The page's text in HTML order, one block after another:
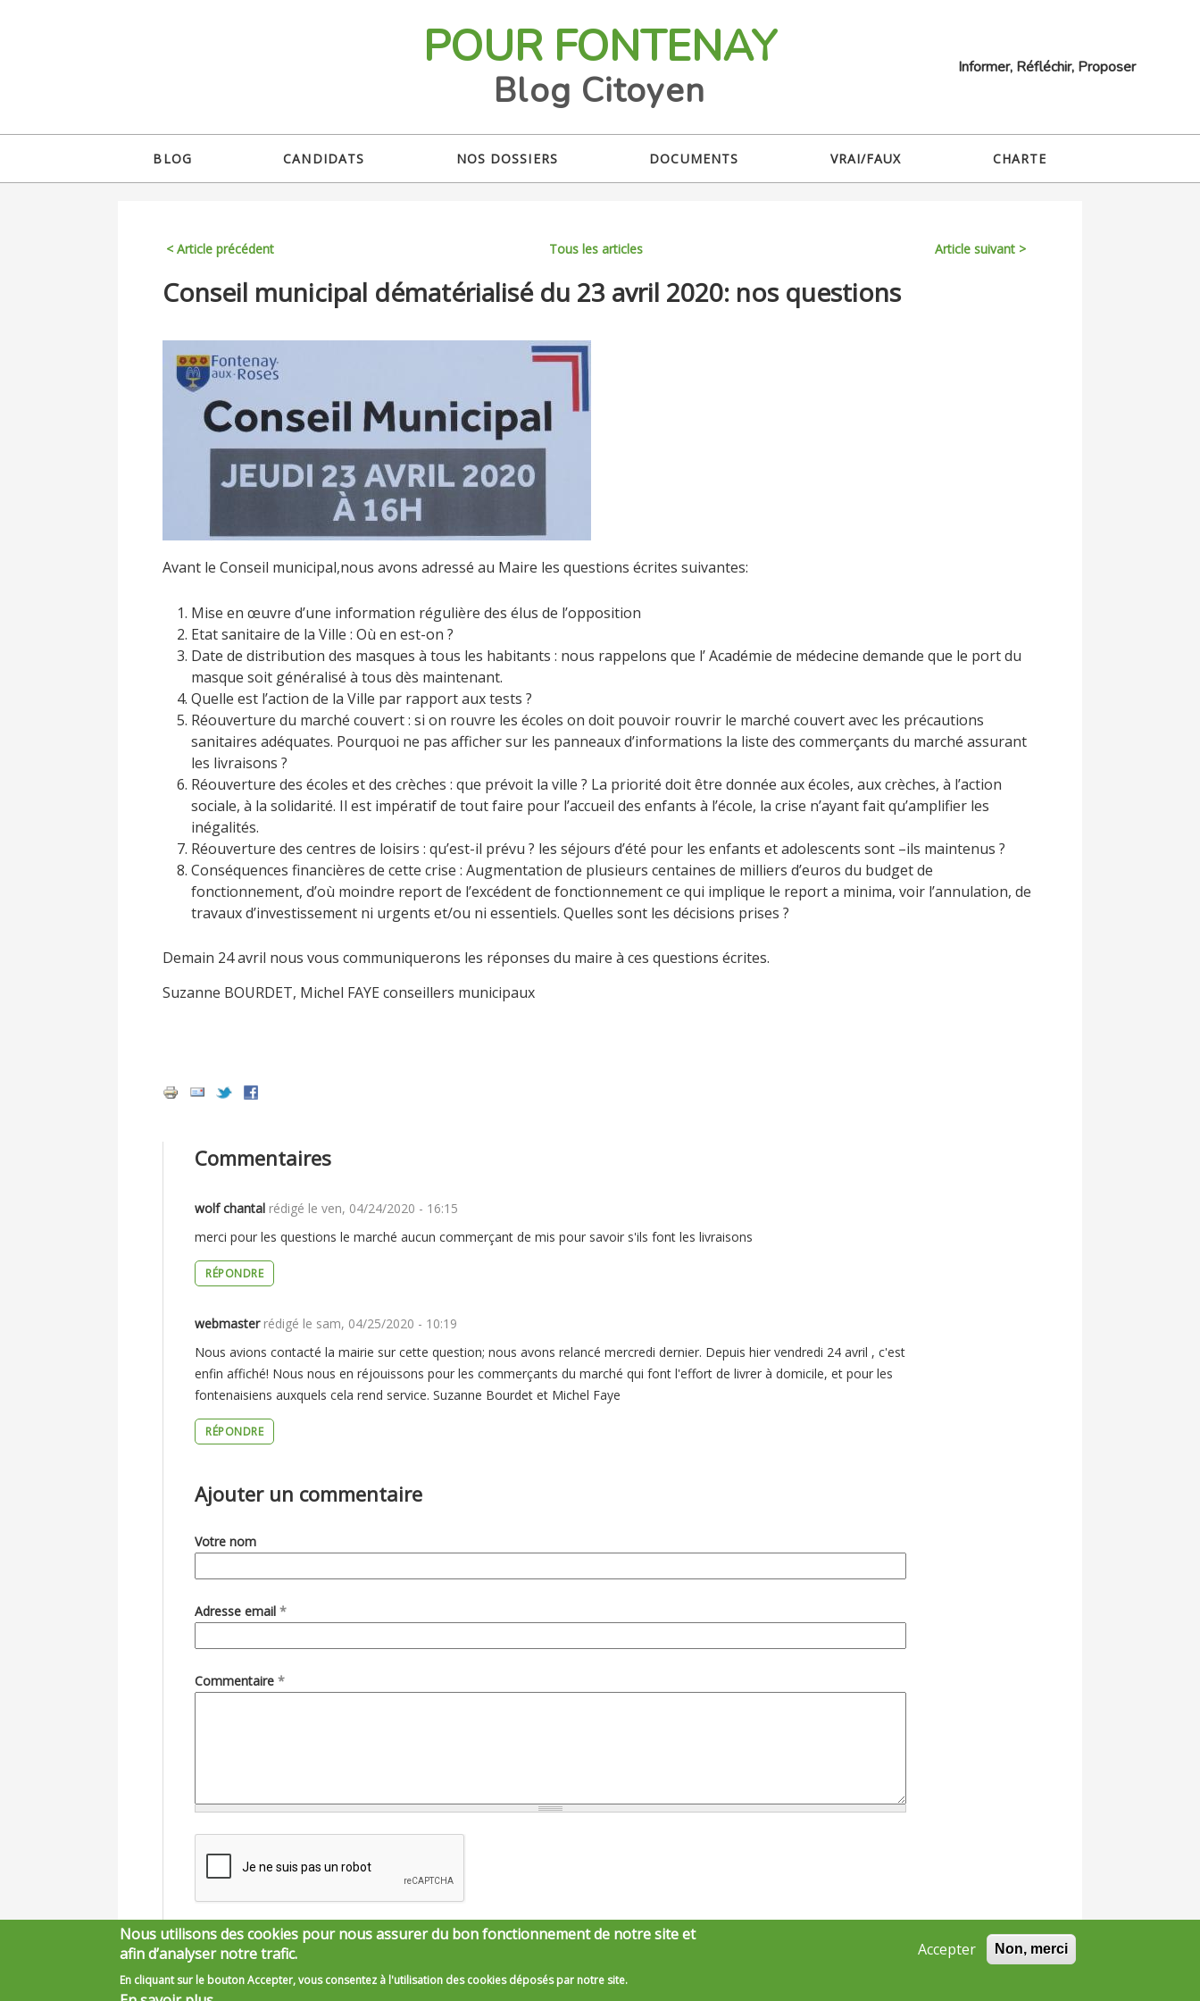
POUR FONTENAY
Blog Citoyen
Informer, Réfléchir, Proposer
top
BLOG CANDIDATS NOS DOSSIERS DOCUMENTS VRAI/FAUX CHARTE
< Article précédent Tous les articles Article suivant >
Back
to
Conseil municipal dématérialisé du 23 avril 2020: nos questions
Avant le Conseil municipal,nous avons adressé au Maire les questions écrites suivantes:
Mise en œuvre d’une information régulière des élus de l’opposition
Etat sanitaire de la Ville : Où en est-on ?
Date de distribution des masques à tous les habitants : nous rappelons que l’ Académie de médecine demande que le port du
masque soit généralisé à tous dès maintenant.
Quelle est l’action de la Ville par rapport aux tests ?
Réouverture du marché couvert : si on rouvre les écoles on doit pouvoir rouvrir le marché couvert avec les précautions
sanitaires adéquates. Pourquoi ne pas afficher sur les panneaux d’informations la liste des commerçants du marché assurant
les livraisons ?
Réouverture des écoles et des crèches : que prévoit la ville ? La priorité doit être donnée aux écoles, aux crèches, à l’action
sociale, à la solidarité. Il est impératif de tout faire pour l’accueil des enfants à l’école, la crise n’ayant fait qu’amplifier les
inégalités.
Réouverture des centres de loisirs : qu’est-il prévu ? les séjours d’été pour les enfants et adolescents sont –ils maintenus ?
Conséquences financières de cette crise : Augmentation de plusieurs centaines de milliers d’euros du budget de
fonctionnement, d’où moindre report de l’excédent de fonctionnement ce qui implique le report a minima, voir l’annulation, de
travaux d’investissement ni urgents et/ou ni essentiels. Quelles sont les décisions prises ?
Demain 24 avril nous vous communiquerons les réponses du maire à ces questions écrites.
Suzanne BOURDET, Michel FAYE conseillers municipaux
Commentaires
wolf chantal rédigé le ven, 04/24/2020 - 16:15
MERCI
POUR
QUESTIONS
merci pour les questions le marché aucun commerçant de mis pour savoir s'ils font les livraisons
RÉPONDRE
webmasterrédigé le sam, 04/25/2020 - 10:19
NOUS
AVIONS
CONTACTÉ
Nous avions contacté la mairie sur cette question; nous avons relancé mercredi dernier. Depuis hier vendredi 24 avril , c'est
enfin affiché! Nous nous en réjouissons pour les commerçants du marché qui font l'effort de livrer à domicile, et pour les
fontenaisiens auxquels cela rend service. Suzanne Bourdet et Michel Faye
RÉPONDRE
Ajouter un commentaire
Votre nom
Adresse email *
Commentaire *
Nous utilisons des cookies pour nous assurer du bon fonctionnement de notre site et
afin d’analyser notre trafic.
En cliquant sur le bouton Accepter, vous consentez à l'utilisation des cookies déposés par notre site.
Accepter Non, merci